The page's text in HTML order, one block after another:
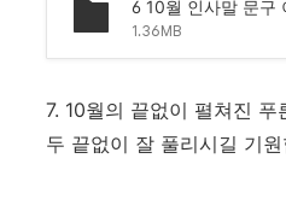
1.36MB
7. 10월의 끝없이 펼쳐진
두 끝없이 잘 풀리시길 기원